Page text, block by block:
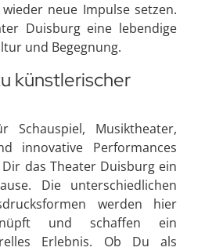
neue Impulse setzen.
Duisburg eine lebendige
und Begegnung.
künstlerischer
Musiktheater,
innovative Performances
das Theater Duisburg ein
Die unterschiedlichen
werden hier
und schaffen ein
Erlebnis. Ob Du als